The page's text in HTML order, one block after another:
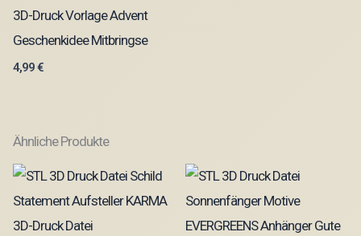
3D-Druck Vorlage Advent
Geschenkidee Mitbringse
4,99€
Ähnliche Produkte